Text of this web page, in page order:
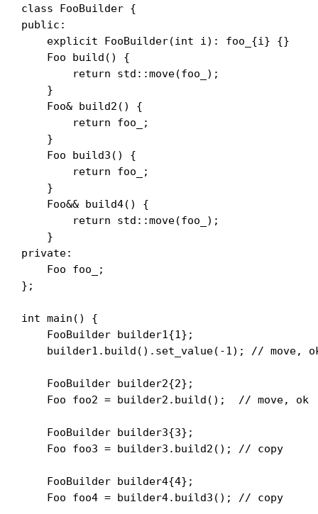
class FooBuilder {
public:
    explicit FooBuilder(int i): foo_{i} {}
    Foo build() {
        return std::move(foo_);
    }
    Foo& build2() {
        return foo_;
    }
    Foo build3() {
        return foo_;
    }
    Foo&& build4() {
        return std::move(foo_);
    }
private:
    Foo foo_;
};
int main() {
    FooBuilder builder1{1};
builder1.build().set_value(-1); // move,
    FooBuilder builder2{2};
    Foo foo2 = builder2.build();  // move, ok
    FooBuilder builder3{3};
    Foo foo3 = builder3.build2(); // copy
    FooBuilder builder4{4};
    Foo foo4 = builder4.build3(); // copy